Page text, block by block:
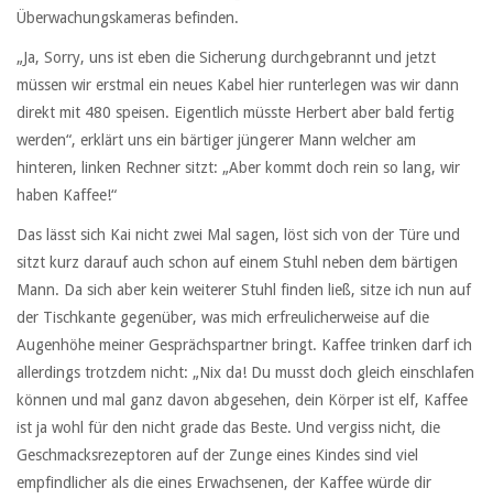
Überwachungskameras befinden.
„Ja, Sorry, uns ist eben die Sicherung durchgebrannt und jetzt
müssen wir erstmal ein neues Kabel hier runterlegen was wir dann
direkt mit 480 speisen. Eigentlich müsste Herbert aber bald fertig
werden“, erklärt uns ein bärtiger jüngerer Mann welcher am
hinteren, linken Rechner sitzt: „Aber kommt doch rein so lang, wir
haben Kaffee!“
Das lässt sich Kai nicht zwei Mal sagen, löst sich von der Türe und
sitzt kurz darauf auch schon auf einem Stuhl neben dem bärtigen
Mann. Da sich aber kein weiterer Stuhl finden ließ, sitze ich nun auf
der Tischkante gegenüber, was mich erfreulicherweise auf die
Augenhöhe meiner Gesprächspartner bringt. Kaffee trinken darf ich
allerdings trotzdem nicht: „Nix da! Du musst doch gleich einschlafen
können und mal ganz davon abgesehen, dein Körper ist elf, Kaffee
ist ja wohl für den nicht grade das Beste. Und vergiss nicht, die
Geschmacksrezeptoren auf der Zunge eines Kindes sind viel
empfindlicher als die eines Erwachsenen, der Kaffee würde dir